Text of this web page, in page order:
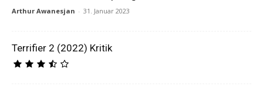
Arthur Awanesjan - 31. Januar 2023
Terrifier 2 (2022) Kritik